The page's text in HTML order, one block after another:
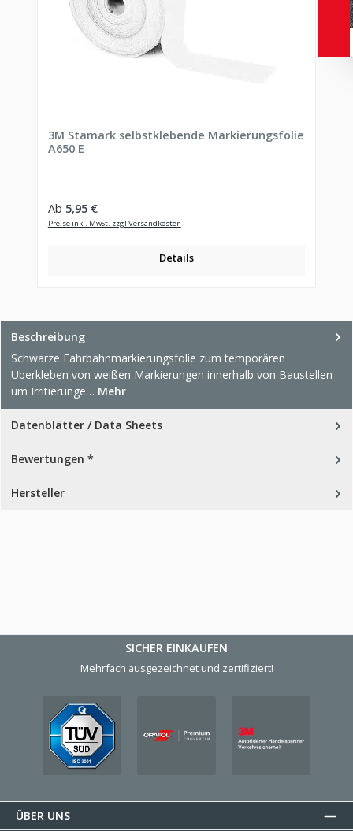
3M Stamark selbstklebende Markierungsfolie
A650 E
Regulärer Preis:
Ab 5,95 €
Preise inkl. MwSt. zzgl Versandkosten
Details
Beschreibung
Schwarze Fahrbahnmarkierungsfolie zum temporären
Überkleben von weißen Markierungen innerhalb von Baustellen
um Irritierunge… Mehr
Datenblätter / Data Sheets
Bewertungen *
Hersteller
SICHER EINKAUFEN
Mehrfach ausgezeichnet und zertifiziert!
ÜBER UNS